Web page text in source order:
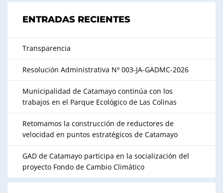
ENTRADAS RECIENTES
Transparencia
Resolución Administrativa Nº 003-JA-GADMC-2026
Municipalidad de Catamayo continúa con los
trabajos en el Parque Ecológico de Las Colinas
Retomamos la construcción de reductores de
velocidad en puntos estratégicos de Catamayo
GAD de Catamayo participa en la socialización del
proyecto Fondo de Cambio Climático